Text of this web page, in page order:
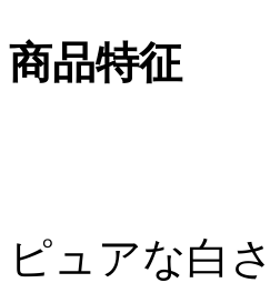
商品特征
ピュアな白